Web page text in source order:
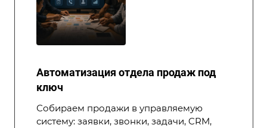
Автоматизация отдела продаж под
ключ
Собираем продажи в управляемую
систему: заявки, звонки, задачи, CRM,